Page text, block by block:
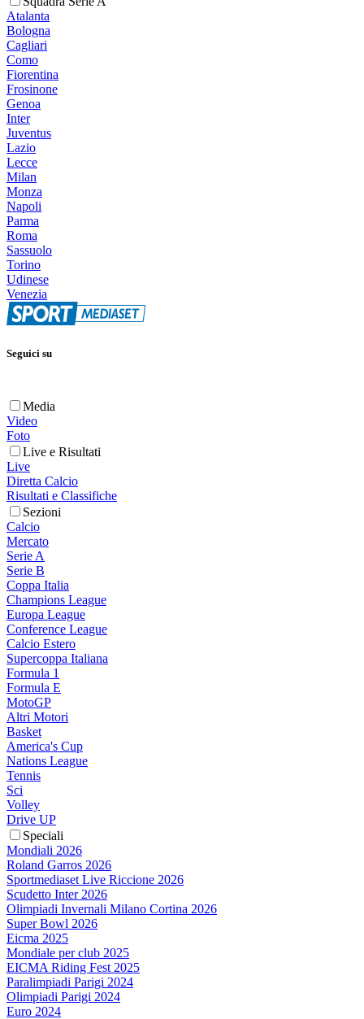
Atalanta
Bologna
Cagliari
Como
Fiorentina
Frosinone
Genoa
Inter
Juventus
Lazio
Lecce
Milan
Monza
Napoli
Parma
Roma
Sassuolo
Torino
Udinese
Venezia
Seguici su
Media
Video
Foto
Live e Risultati
Live
Diretta Calcio
Risultati e Classifiche
Sezioni
Calcio
Mercato
Serie A
Serie B
Coppa Italia
Champions League
Europa League
Conference League
Calcio Estero
Supercoppa Italiana
Formula 1
Formula E
MotoGP
Altri Motori
Basket
America's Cup
Nations League
Tennis
Sci
Volley
Drive UP
Speciali
Mondiali 2026
Roland Garros 2026
Sportmediaset Live Riccione 2026
Scudetto Inter 2026
Olimpiadi Invernali Milano Cortina 2026
Super Bowl 2026
Eicma 2025
Mondiale per club 2025
EICMA Riding Fest 2025
Paralimpiadi Parigi 2024
Olimpiadi Parigi 2024
Euro 2024